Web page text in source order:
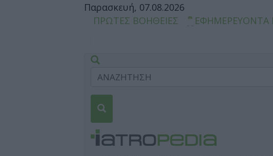
Παρασκευή, 07.08.2026
ΠΡΩΤΕΣ ΒΟΗΘΕΙΕΣ
ΕΦΗΜΕΡΕΥΟΝΤΑ